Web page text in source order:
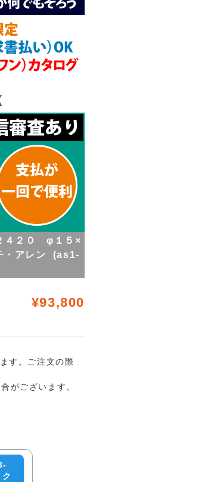
４２０ φ１５×
・アレン (as1-
¥93,800
す。ご注文の際
がございます。